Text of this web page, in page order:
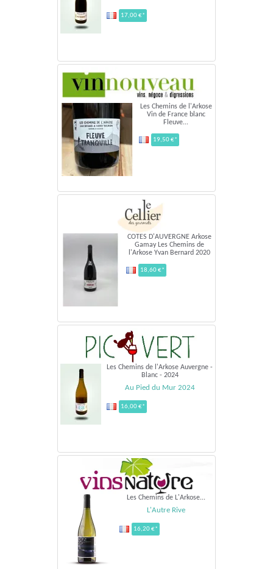
17,00 €*
Les Chemins de l'Arkose
Vin de France blanc
Fleuve...
19,50 €*
COTES D'AUVERGNE Arkose
Gamay Les Chemins de
l'Arkose Yvan Bernard 2020
18,60 €*
Les Chemins de l'Arkose Auvergne -
Blanc - 2024
Au Pied du Mur 2024
16,00 €*
Les Chemins de L'Arkose...
L'Autre Rive
16,20 €*